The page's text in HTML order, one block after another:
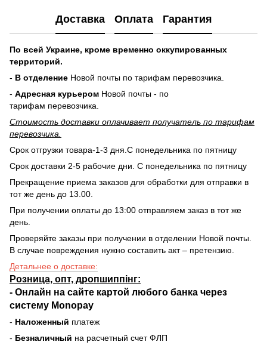
Доставка Оплата Гарантия
По всей Украине, кроме временно оккупированных
территорий.
- В отделение Новой почты по тарифам перевозчика.
- Адресная курьером Новой почты - по
тарифам перевозчика.
Стоимость доставки оплачивает получатель по тарифам
перевозчика.
Срок отгрузки товара-1-3 дня.С понедельника по пятницу
Срок доставки 2-5 рабочие дни. С понедельника по пятницу
Прекращение приема заказов для обработки для отправки в
тот же день до 13.00.
При получении оплаты до 13:00 отправляем заказ в тот же
день.
Проверяйте заказы при получении в отделении Новой почты.
В случае повреждения нужно составить акт – претензию.
Детальнее о доставке:
Розница, опт, дропшиппінг:
- Онлайн на сайте картой любого банка через
систему Monopay
- Наложенный платеж
- Безналичный на расчетный счет ФЛП